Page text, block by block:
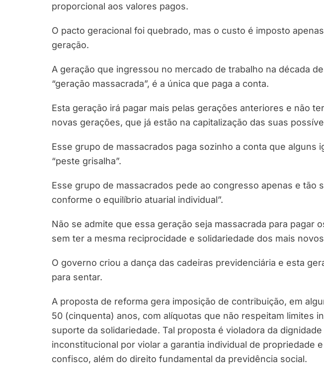
proporcional aos valores pagos.
O pacto geracional foi quebrado, mas o custo é imposto
geração.
A geração que ingressou no mercado de trabalho na década
“geração massacrada”, é a única que paga a conta.
Esta geração irá pagar mais pelas gerações anteriores e não
novas gerações, que já estão na capitalização das suas
Esse grupo de massacrados paga sozinho a conta que alguns
“peste grisalha”.
Esse grupo de massacrados pede ao congresso apenas e tão
conforme o equilíbrio atuarial individual”.
Não se admite que essa geração seja massacrada para pagar
sem ter a mesma reciprocidade e solidariedade dos mais
O governo criou a dança das cadeiras previdenciária e esta
para sentar.
A proposta de reforma gera imposição de contribuição, em
50 (cinquenta) anos, com alíquotas que não respeitam limites
suporte da solidariedade. Tal proposta é violadora da
inconstitucional por violar a garantia individual de propriedade
confisco, além do direito fundamental da previdência social.